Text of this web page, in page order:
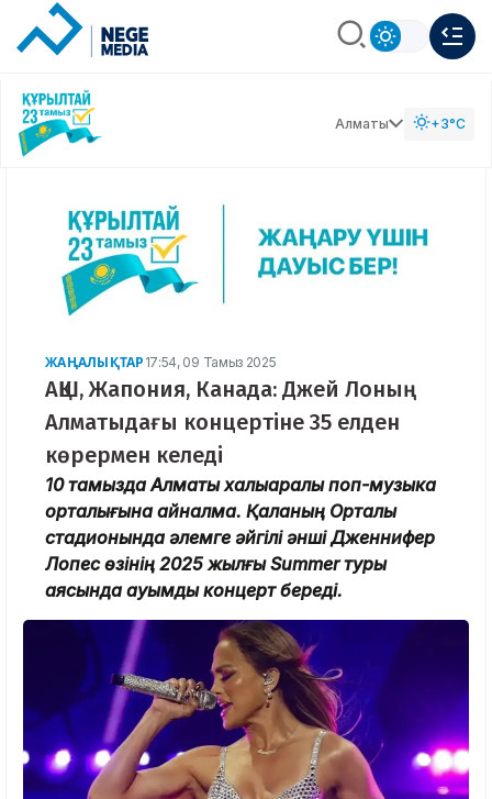
Алматы +3°C
ЖАҢАЛЫҚТАР 17:54, 09 Тамыз 2025
АҚШ, Жапония, Канада: Джей Лоның
Алматыдағы концертіне 35 елден
көрермен келеді
10 тамызда Алматы халықаралық поп-музыка
орталығына айналмақ. Қаланың Орталық
стадионында әлемге әйгілі әнші Дженнифер
Лопес өзінің 2025 жылғы Summer туры
аясында ауқымды концерт береді.